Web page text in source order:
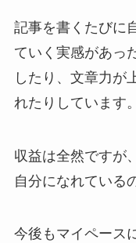
記事を書くたびに
ていく実感があっ
したり、文章力が
れたりしています。
収益は全然ですが
自分になれている
今後もマイペース